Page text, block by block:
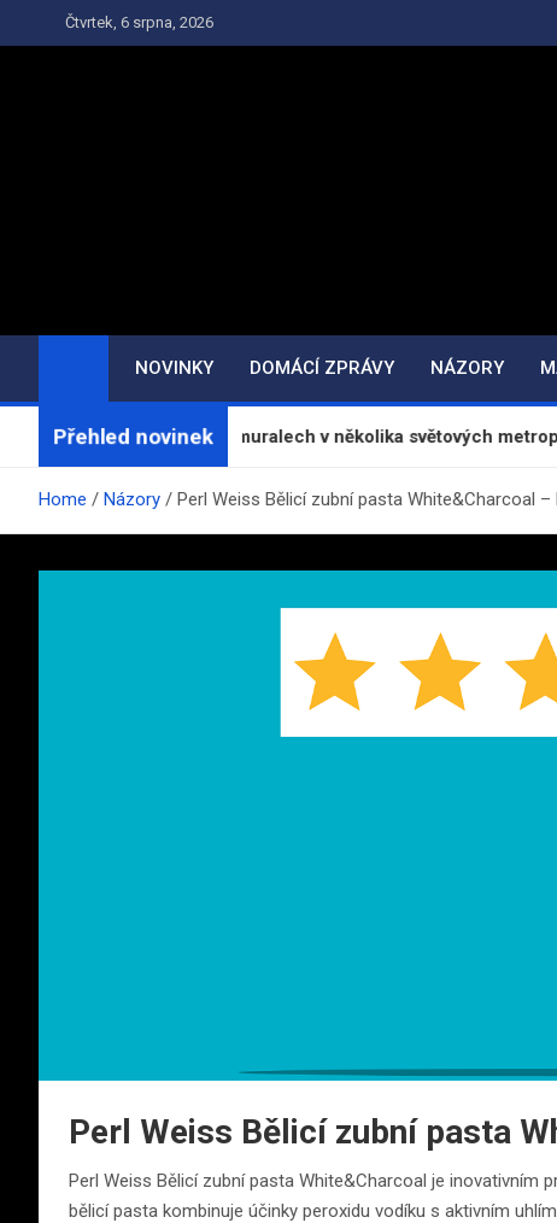
to
Čtvrtek, 6 srpna, 2026
NOVINKY DOMÁCÍ ZPRÁVY NÁZORY
Přehled novinek
na městských muralech v několika světových metropolích
Home Názory Perl Weiss Bělicí zubní pasta White&Charcoal –
Perl Weiss Bělicí zubní pasta
Perl Weiss Bělicí zubní pasta White&Charcoal je inovativním
bělicí pasta kombinuje účinky peroxidu vodíku s aktivním